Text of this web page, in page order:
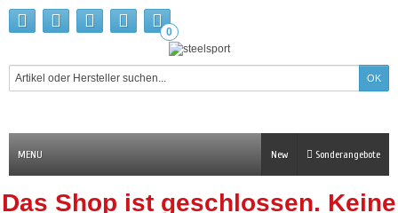
0
MENU Sonderangebote
New
Das Shop ist geschlossen. Keine